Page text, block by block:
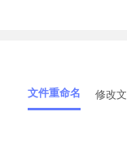
文件重命名 修改